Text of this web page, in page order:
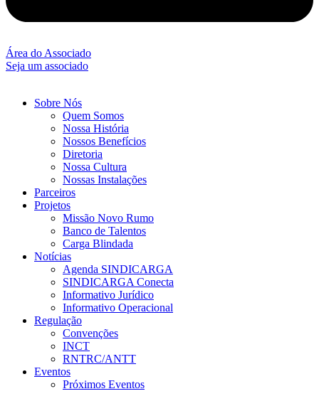
Área do Associado
Seja um associado
Sobre Nós
Quem Somos
Nossa História
Nossos Benefícios
Diretoria
Nossa Cultura
Nossas Instalações
Parceiros
Projetos
Missão Novo Rumo
Banco de Talentos
Carga Blindada
Notícias
Agenda SINDICARGA
SINDICARGA Conecta
Informativo Jurídico
Informativo Operacional
Regulação
Convenções
INCT
RNTRC/ANTT
Eventos
Próximos Eventos